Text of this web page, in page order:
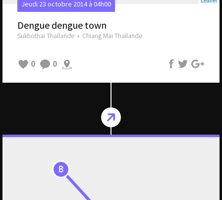
Jeudi 23 octobre 2014 à 04h00
Dengue dengue town
Sukhothai Thaïlande › Chiang Mai Thaïlande
0 0
B